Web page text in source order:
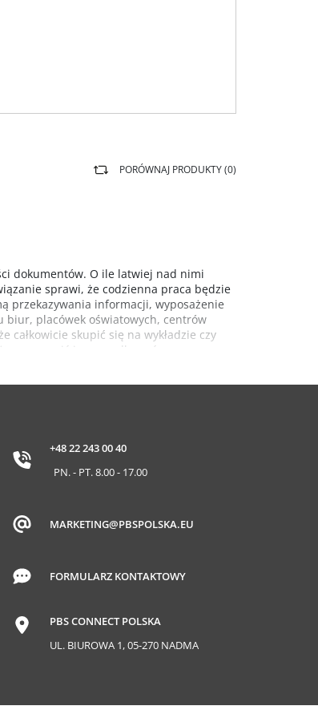
PORÓWNAJ PRODUKTY (0)
dokumentów. O ile latwiej nad nimi
sprawi, że codzienna praca będzie
przekazywania informacji, wyposażenie
placówek oświatowych, centrów
skupić się na wykładzie czy
usprawnić i uporządkować pracę w
z wysokiej jakości materiałów
+48 22 243 00 40
PN. - PT. 8.00 - 17.00
MARKETING@PBSPOLSKA.EU
FORMULARZ KONTAKTOWY
PBS CONNECT POLSKA
UL. BIUROWA 1, 05-270 NADMA